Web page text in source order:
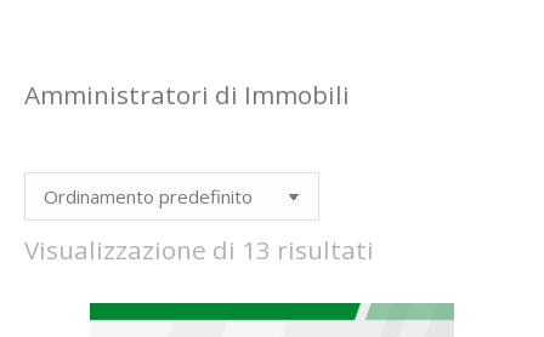
Amministratori di Immobili
Visualizzazione di 13 risultati